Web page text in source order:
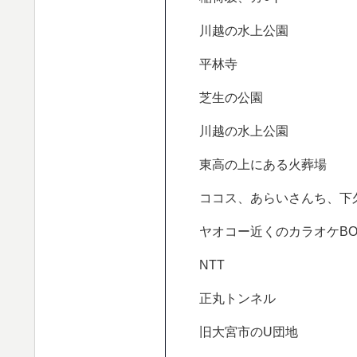
川越の水上公園
平林寺
芝生の公園
川越の水上公園
東高の上にある火葬場
ココス、あらいさんち、下
ヤオコー近くのカラオケ
NTT
正丸トンネル
旧大宮市のU団地